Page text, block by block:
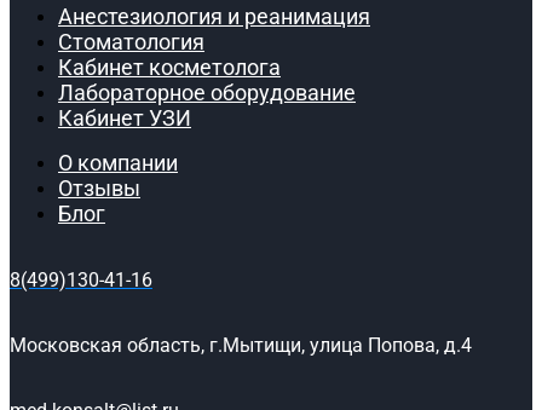
Анестезиология и реанимация
Стоматология
Кабинет косметолога
Лабораторное оборудование
Кабинет УЗИ
О компании
Отзывы
Блог
8(499)130-41-16
Московская область, г.Мытищи, улица Попова, д.4